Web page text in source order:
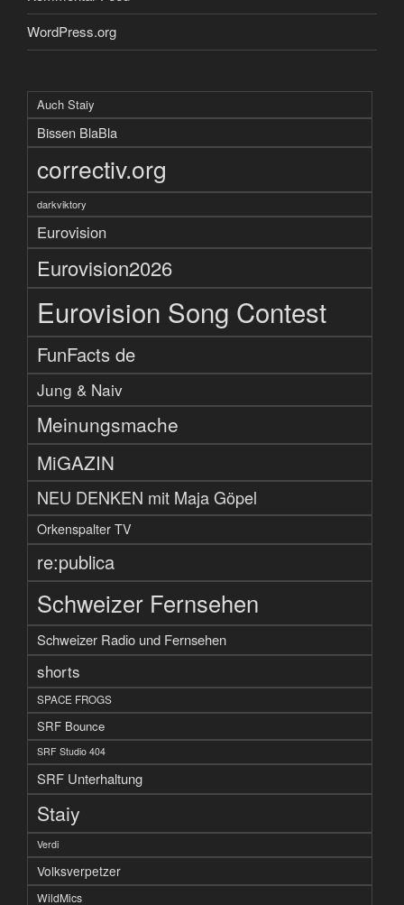
WordPress.org
Auch Staiy
Bissen BlaBla
correctiv.org
darkviktory
Eurovision
Eurovision2026
Eurovision Song Contest
FunFacts de
Jung & Naiv
Meinungsmache
MiGAZIN
NEU DENKEN mit Maja Göpel
Orkenspalter TV
re:publica
Schweizer Fernsehen
Schweizer Radio und Fernsehen
shorts
SPACE FROGS
SRF Bounce
SRF Studio 404
SRF Unterhaltung
Staiy
Verdi
Volksverpetzer
WildMics